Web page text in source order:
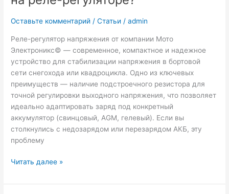
принцип
Почему
сгорают
реле-
Оставьте комментарий /Статьи /admin
Реле-регулятор напряжения от компании Мото
Электроникс© — современное, компактное и надежное
устройство для стабилизации напряжения в бортовой
сети снегохода или квадроцикла. Одно из ключевых
преимуществ — наличие подстроечного резистора для
точной регулировки выходного напряжения, что позволяет
идеально адаптировать заряд под конкретный
аккумулятор (свинцовый, AGM, гелевый). Если вы
столкнулись с недозарядом или перезарядом АКБ, эту
проблему
Как
напряжение
Читать далее »